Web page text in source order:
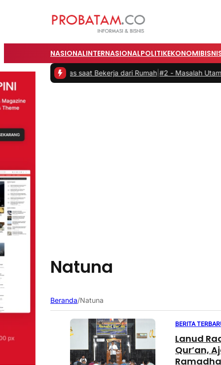
NASIONALINTERNASIONALPOLITIKEKONOMI
saat Bekerja dari Rumah| #2 -Masalah Utama
Natuna
Beranda/Natuna
BERITA
Lanud
Qur’an,